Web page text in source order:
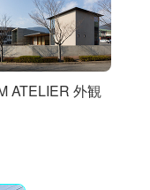
ATELIER 外観